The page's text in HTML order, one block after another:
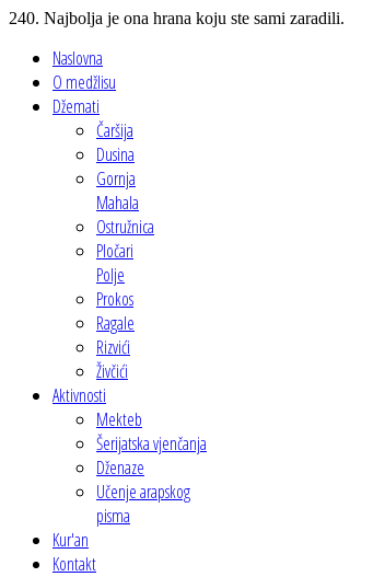
240. Najbolja je ona hrana koju ste sami zaradili.
Naslovna
O medžlisu
Džemati
Čaršija
Dusina
Gornja
Mahala
Ostružnica
Pločari
Polje
Prokos
Ragale
Rizvići
Živčići
Aktivnosti
Mekteb
Šerijatska vjenčanja
Dženaze
Učenje arapskog
pisma
Kur'an
Kontakt